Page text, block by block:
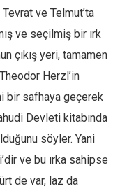
ve Telmut’ta
ve seçilmiş bir ırk
çıkış yeri, tamamen
Herzl’in
bir safhaya geçerek
Devleti kitabında
söyler. Yani
ve bu ırka sahipse
de var, laz da